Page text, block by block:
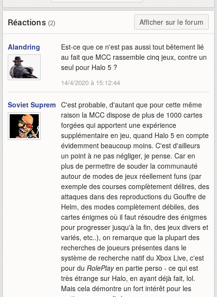
Réactions (2) Afficher sur le forum
Alandring
Est-ce que ce n'est pas aussi tout bêtement lié
au fait que MCC rassemble cinq jeux, contre un
seul pour Halo 5 ?
14/4/2020 à 15:12:44
Soviet Suprem C'est probable, d'autant que pour cette même
raison la MCC dispose de plus de 1000 cartes
forgées qui apportent une expérience
supplémentaire en jeu, quand Halo 5 en compte
évidemment beaucoup moins. C'est d'ailleurs
un point à ne pas négliger, je pense. Car en
plus de permettre de souder la communauté
autour de modes de jeux réellement funs (par
exemple des courses complètement délires, des
attaques dans des reproductions du Gouffre de
Helm, des modes complètement débiles, des
cartes énigmes où il faut résoudre des énigmes
pour progresser jusqu'à la fin, des jeux divers et
variés, etc..), on remarque que la plupart des
recherches de joueurs présentes dans le
système de recherche natif du Xbox Live, c'est
pour du RolePlayen partie perso - ce qui est
très étrange sur Halo, en ayant déjà fait, lol.
Mais cela démontre un fort intérêt pour les